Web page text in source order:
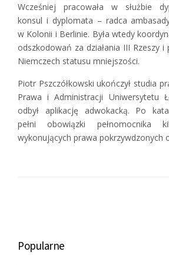
Wcześniej pracowała w służbie
konsul i dyplomata – radca
w Kolonii i Berlinie. Była wtedy
odszkodowań za działania III Rzeszy
Niemczech statusu mniejszości.
Piotr Pszczółkowski ukończył studia
Prawa i Administracji Uniwersytetu
odbył aplikację adwokacką. Po
pełni obowiązki pełnomocnika
wykonujących prawa pokrzywdzonych
Popularne